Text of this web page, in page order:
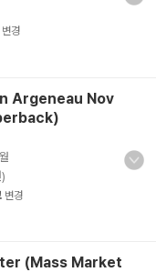
변경
Argeneau Nov
변경
(Mass Market